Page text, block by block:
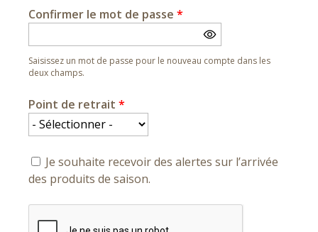
Confirmer le mot de passe *
Saisissez un mot de passe pour le nouveau compte dans les
deux champs.
Point de retrait *
Je souhaite recevoir des alertes sur l’arrivée
des produits de saison.